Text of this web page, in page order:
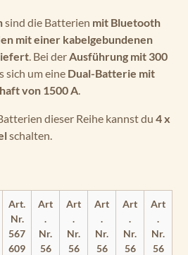
sind die Batterien mit Bluetooth
mit einer kabelgebundenen
. Bei derAusführung mit 300
sich um eine Dual-Batterie mit
von 1500 A.
dieser Reihe kannst du 4 x
schalten.
Art.
Nr.
567
609
Art
.
Nr.
56
Art
.
Nr.
56
Art
.
Nr.
56
Art
.
Nr.
56
Art
.
Nr.
56